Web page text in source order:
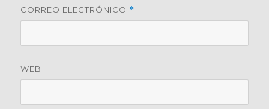
CORREO ELECTRÓNICO *
WEB